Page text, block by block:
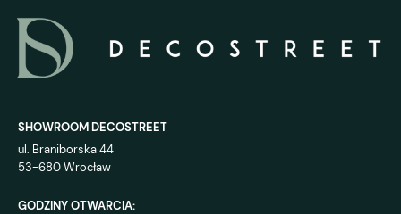
SHOWROOM DECOSTREET
ul. Braniborska 44
53-680 Wrocław
GODZINY OTWARCIA: